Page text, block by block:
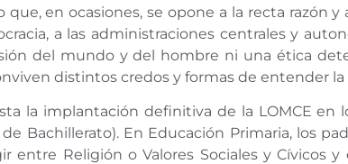
en ocasiones, se opone a la recta razón y
a las administraciones centrales y
del mundo y del hombre ni una ética
distintos credos y formas de entender la
la implantación definitiva de la LOMCE en
de Bachillerato). En Educación Primaria, los
entre Religión o Valores Sociales y Cívicos y